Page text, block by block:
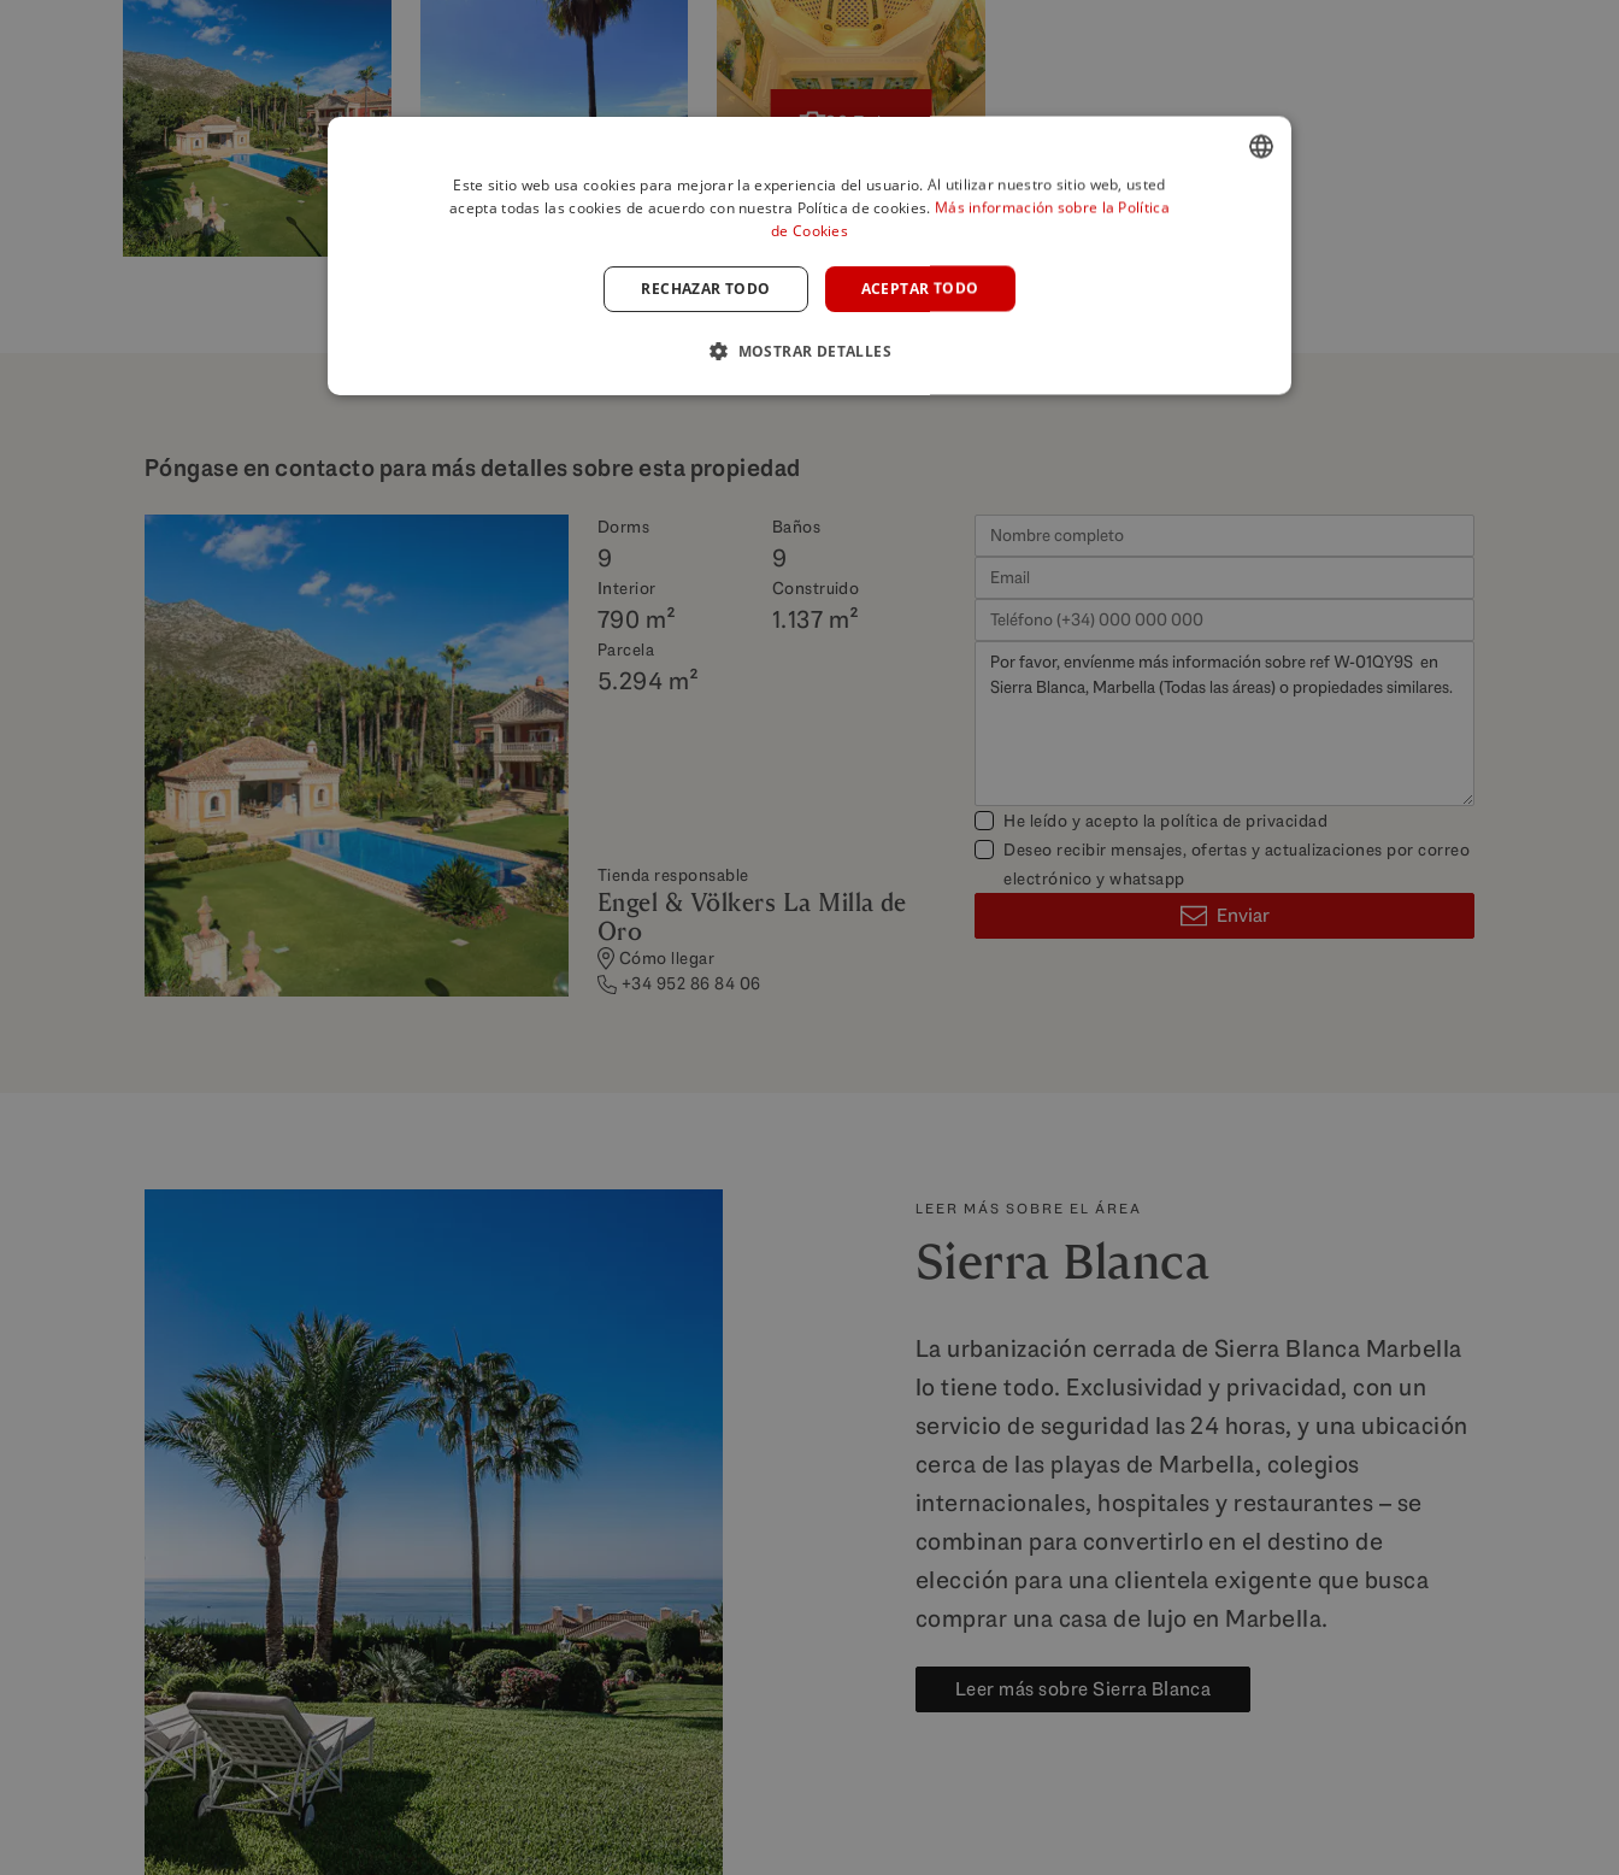
28 Fotos
Póngase en contacto para más detalles sobre esta propiedad
Dorms
9
Baños
9
Interior
790 m²
Construido
1.137 m²
Parcela
5.294 m²
Tienda responsable
Engel & Völkers La Milla de
Oro
Cómo llegar
+34 952 86 84 06
He leído y acepto la política de privacidad
Deseo recibir mensajes, ofertas y actualizaciones por correo
electrónico y whatsapp
Enviar
LEER MÁS SOBRE EL ÁREA
Sierra Blanca
La urbanización cerrada de Sierra Blanca Marbella
lo tiene todo. Exclusividad y privacidad, con un
servicio de seguridad las 24 horas, y una ubicación
cerca de las playas de Marbella, colegios
internacionales, hospitales y restaurantes – se
combinan para convertirlo en el destino de
elección para una clientela exigente que busca
comprar una casa de lujo en Marbella.
Leer más sobre Sierra Blanca
Este sitio web usa cookies para mejorar la experiencia del usuario. Al utilizar nuestro sitio web, usted
acepta todas las cookies de acuerdo con nuestra Política de cookies. Más información sobre la Política
de Cookies
ACEPTAR TODO
RECHAZAR TODO
MOSTRAR DETALLES